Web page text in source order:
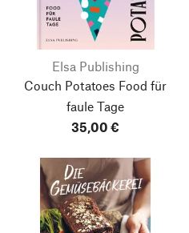
Elsa Publishing
Couch Potatoes Food für
faule Tage
35,00 €